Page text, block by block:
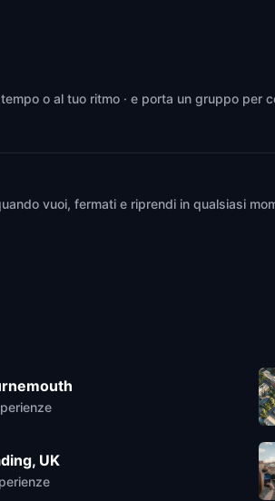
o al tuo ritmo · e porta un gruppo per
vuoi, fermati e riprendi in qualsiasi
UK